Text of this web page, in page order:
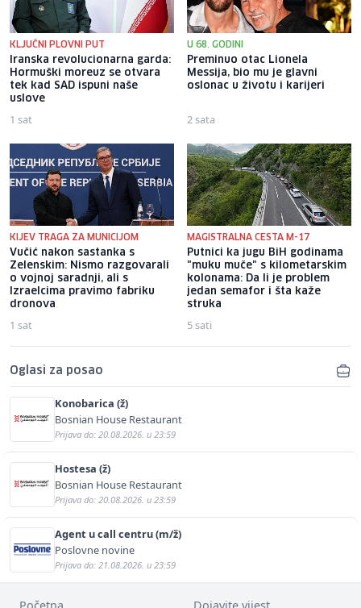
KLJUČNI PLOVNI PUT
Iranska revolucionarna garda:
Hormuški moreuz se otvara
tek kad SAD ispuni naše
uslove
1 sat
U 68. GODINI
Preminuo otac Lionela
Messija, bio mu je glavni
oslonac u životu i karijeri
2 sata
KIJEV TRAGA ZA MUNICIJOM
Vučić nakon sastanka s
Zelenskim: Nismo razgovarali
o vojnoj saradnji, ali s
Izraelcima pravimo fabriku
dronova
1 sat
MAGISTRALNA CESTA M-17
Putnici ka jugu BiH godinama
"muku muče" s kilometarskim
kolonama: Da li je problem
jedan semafor i šta kaže
struka
5 sati
Oglasi za posao
Konobarica (ž)
Bosnian House Restaurant
Prijava do: 20.08.2026. u 23:59
Hostesa (ž)
Bosnian House Restaurant
Prijava do: 20.08.2026. u 23:59
Agent u call centru (m/ž)
Poslovne novine
Prijava do: 21.08.2026. u 23:59
Početna Dojavite vijest